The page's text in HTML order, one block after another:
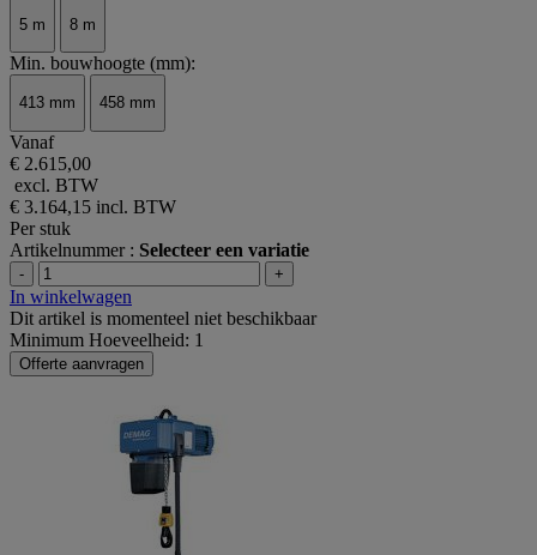
5 m 8 m
Min. bouwhoogte (mm):
413 mm 458 mm
Vanaf
€ 2.615,00
excl. BTW
€ 3.164,15 incl. BTW
Per stuk
Artikelnummer : Selecteer een variatie
- +
In winkelwagen
Dit artikel is momenteel niet beschikbaar
Minimum Hoeveelheid: 1
Offerte aanvragen